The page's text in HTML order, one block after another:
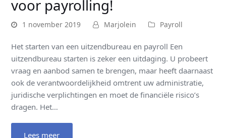
voor payrolling!
1 november 2019 Marjolein Payroll
Het starten van een uitzendbureau en payroll Een
uitzendbureau starten is zeker een uitdaging. U probeert
vraag en aanbod samen te brengen, maar heeft daarnaast
ook de verantwoordelijkheid omtrent uw administratie,
juridische verplichtingen en moet de financiële risico’s
dragen. Het…
Lees meer